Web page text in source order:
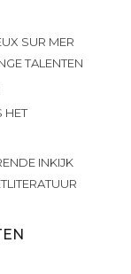
SUR MER
TALENTEN
HET
INKIJK